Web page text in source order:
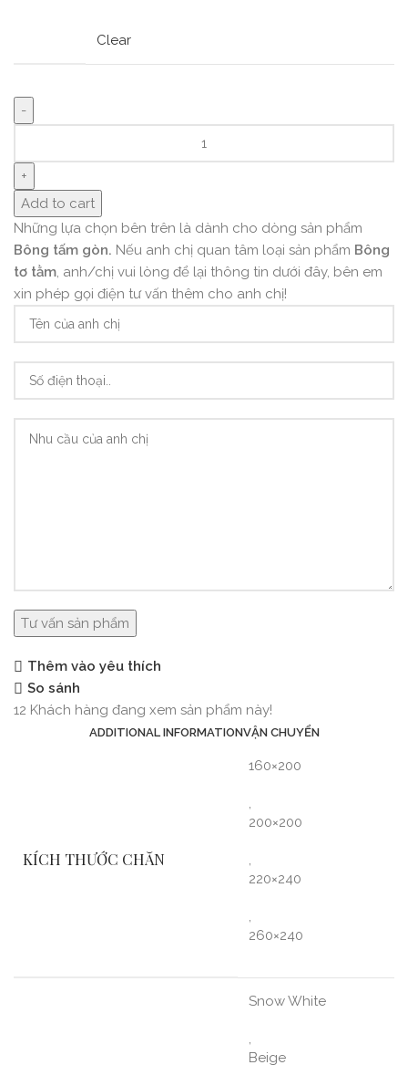
Clear
Add to cart
Những lựa chọn bên trên là dành cho dòng sản phẩm
Bông tấm gòn. Nếu anh chị quan tâm loại sản phẩm Bông
tơ tằm , anh/chị vui lòng để lại thông tin dưới đây, bên em
xin phép gọi điện tư vấn thêm cho anh chị!
Thêm vào yêu thích
So sánh
12 Khách hàng đang xem sản phẩm này!
ADDITIONAL INFORMATIONVẬN CHUYỂN
KÍCH THƯỚC CHĂN
160×200
200×200
220×240
260×240
Snow White
Beige